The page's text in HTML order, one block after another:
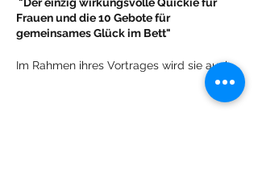
Frauen und die 10 Gebote für
gemeinsames Glück im Bett"
Im Rahmen ihres Vortrages wird sie auch
ihr neues Buch "Frauen im Kommen"